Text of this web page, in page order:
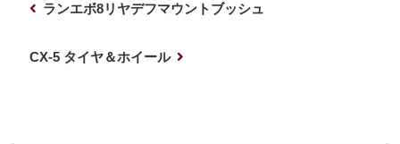
ランエボ8リヤデフマウントブッシュ
CX-5 タイヤ＆ホイール